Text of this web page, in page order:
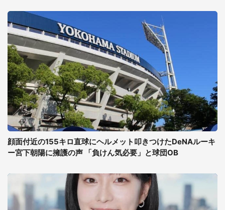
顔面付近の155キロ直球にヘルメット叩きつけたDeNAルーキ
ー宮下朝陽に擁護の声 「負けん気必要」と球団OB